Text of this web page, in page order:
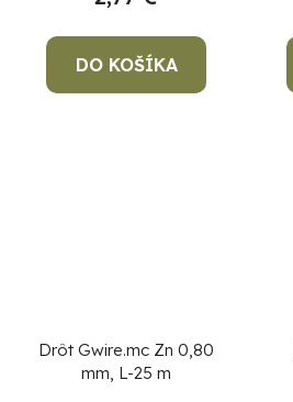
DO KOŠÍKA
Drôt Gwire.mc Zn 0,80
mm, L-25 m